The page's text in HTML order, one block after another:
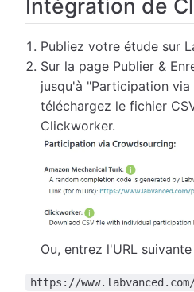
Intégration de
Publiez votre étude sur
Sur la page Publier &
jusqu'à "Participation
téléchargez le fichier
Clickworker.
Ou, entrez l'URL suivante
https://